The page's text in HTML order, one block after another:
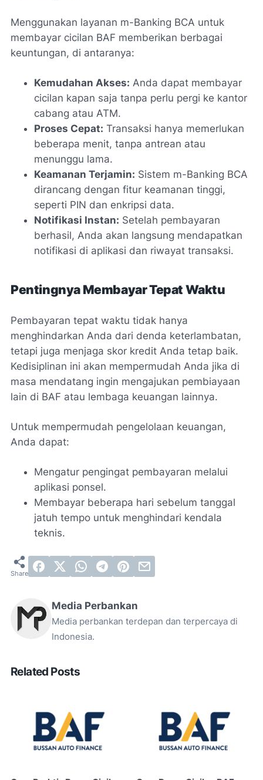
Menggunakan layanan m-Banking BCA untuk
membayar cicilan BAF memberikan berbagai
keuntungan, di antaranya:
Kemudahan Akses: Anda dapat membayar
cicilan kapan saja tanpa perlu pergi ke kantor
cabang atau ATM.
Proses Cepat: Transaksi hanya memerlukan
beberapa menit, tanpa antrean atau
menunggu lama.
Keamanan Terjamin: Sistem m-Banking BCA
dirancang dengan fitur keamanan tinggi,
seperti PIN dan enkripsi data.
Notifikasi Instan: Setelah pembayaran
berhasil, Anda akan langsung mendapatkan
notifikasi di aplikasi dan riwayat transaksi.
Pentingnya Membayar Tepat Waktu
Pembayaran tepat waktu tidak hanya
menghindarkan Anda dari denda keterlambatan,
tetapi juga menjaga skor kredit Anda tetap baik.
Kedisiplinan ini akan mempermudah Anda jika di
masa mendatang ingin mengajukan pembiayaan
lain di BAF atau lembaga keuangan lainnya.
Untuk mempermudah pengelolaan keuangan,
Anda dapat:
Mengatur pengingat pembayaran melalui
aplikasi ponsel.
Membayar beberapa hari sebelum tanggal
jatuh tempo untuk menghindari kendala
teknis.
Media Perbankan
Media perbankan terdepan dan terpercaya di
Indonesia.
Related Posts